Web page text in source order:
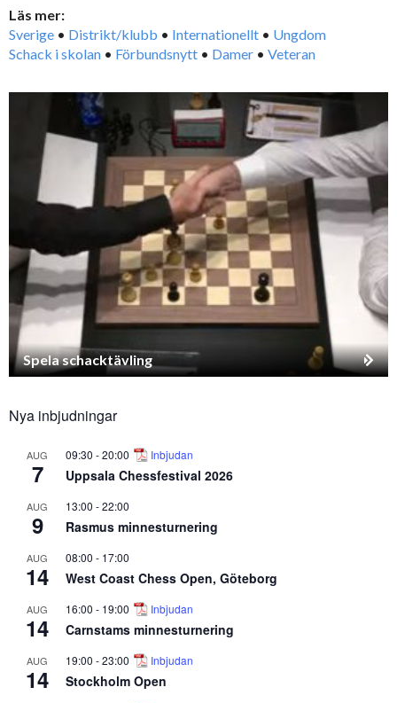
Läs mer:
Sverige • Distrikt/klubb • Internationellt • Ungdom
Schack i skolan • Förbundsnytt • Damer • Veteran
Spela schacktävling
Nya inbjudningar
AUG
7
09:30 -20:00 Inbjudan
Uppsala Chessfestival 2026
AUG
9
13:00 -22:00
Rasmus minnesturnering
AUG
14
08:00 - 17:00
West Coast Chess Open, Göteborg
AUG
14
16:00 - 19:00 Inbjudan
Carnstams minnesturnering
AUG
14
19:00 -23:00 Inbjudan
Stockholm Open